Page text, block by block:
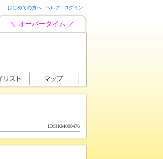
はじめての方へ ヘルプ ログイン
＼ オーバータイム ／
ID:RKM000476